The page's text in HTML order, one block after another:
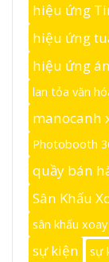
hiệu ứng
hiệu ứng
hiệu ứng
lan tỏa văn
manocanh
Photobooth
quầy bán
Sân Khấu
sân khấu
sự kiện
sự